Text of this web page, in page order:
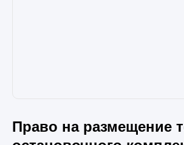
Право на размещение